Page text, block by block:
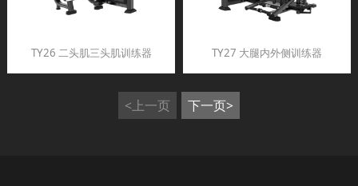
TY26 二头肌三头肌训练器 TY27 大腿内外侧训练器
<上一页 下一页>